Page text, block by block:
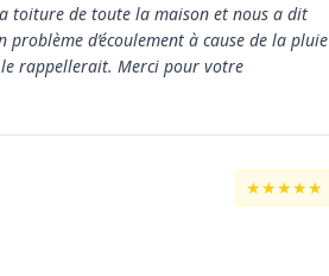
toiture de toute la maison et nous a dit
d’écoulement à cause de la pluie
rappellerait. Merci pour votre
★★★★★